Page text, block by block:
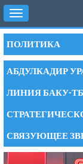
Toggle
navigation
ПОЛИТИКА
АБДУЛКАДИР
ЛИНИЯ БАКУ-
СВЯЗУЮЩЕЕ